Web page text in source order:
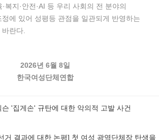
복지·안전·AI 등 우리 사회의 전 분야의
에 있어 성평등 관점을 일관되게 반영하는
란다.
2026년 6월 8일
한국여성단체연합
슨 '집게손' 규탄에 대한 악의적 고발 사건
거 결과에 대한 논평] 첫 여성 광역단체장 탄생을